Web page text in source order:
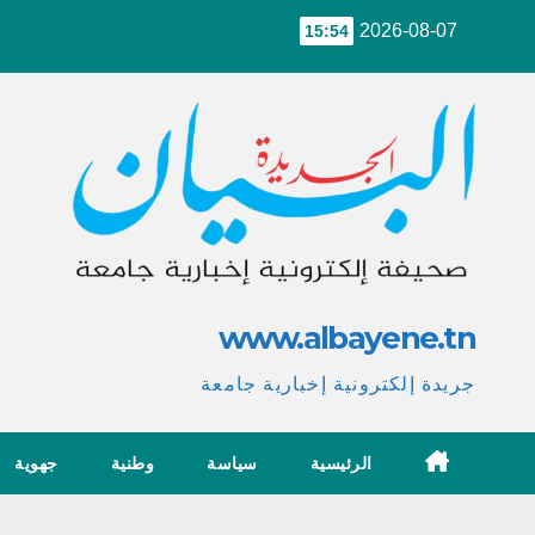
2026-08-07
15:54
www.albayene.tn
جريدة إلكترونية إخبارية جامعة
الرئيسية سياسة وطنية جهوية